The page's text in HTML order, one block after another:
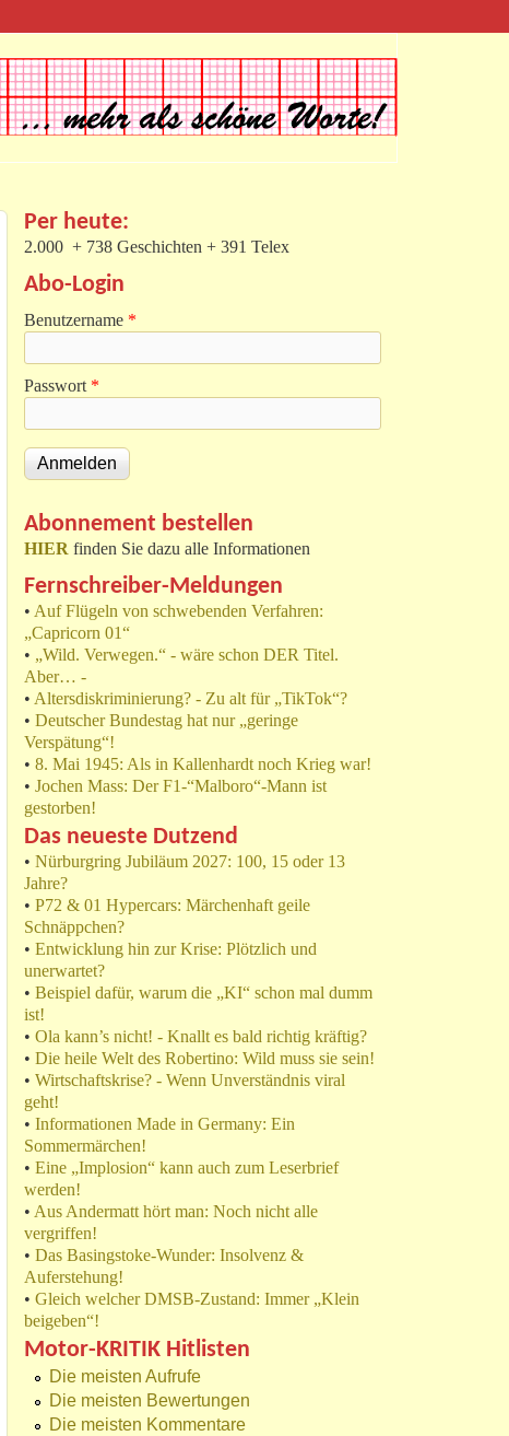
Per heute:
2.000 + 738 Geschichten + 391 Telex
Abo-Login
Benutzername *
Passwort *
Abonnement bestellen
HIER finden Sie dazu alle Informationen
Fernschreiber-Meldungen
• Auf Flügeln von schwebenden Verfahren:
„Capricorn 01“
• „Wild. Verwegen.“ - wäre schon DER Titel.
Aber… -
• Altersdiskriminierung? - Zu alt für „TikTok“?
• Deutscher Bundestag hat nur „geringe
Verspätung“!
• 8. Mai 1945: Als in Kallenhardt noch Krieg war!
• Jochen Mass: Der F1-“Malboro“-Mann ist
gestorben!
Das neueste Dutzend
• Nürburgring Jubiläum 2027: 100, 15 oder 13
Jahre?
• P72 & 01 Hypercars: Märchenhaft geile
Schnäppchen?
• Entwicklung hin zur Krise: Plötzlich und
unerwartet?
• Beispiel dafür, warum die „KI“ schon mal dumm
ist!
• Ola kann’s nicht! - Knallt es bald richtig kräftig?
• Die heile Welt des Robertino: Wild muss sie sein!
• Wirtschaftskrise? - Wenn Unverständnis viral
geht!
• Informationen Made in Germany: Ein
Sommermärchen!
• Eine „Implosion“ kann auch zum Leserbrief
werden!
• Aus Andermatt hört man: Noch nicht alle
vergriffen!
• Das Basingstoke-Wunder: Insolvenz &
Auferstehung!
• Gleich welcher DMSB-Zustand: Immer „Klein
beigeben“!
Motor-KRITIK Hitlisten
Die meisten Aufrufe
Die meisten Bewertungen
Die meisten Kommentare